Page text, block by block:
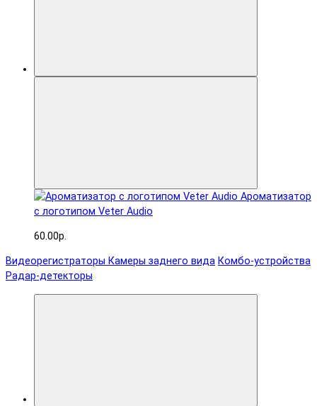
Ароматизатор
с логотипом Veter Audio
60.00р.
Видеорегистраторы Камеры заднего вида Комбо-устройства
Радар-детекторы